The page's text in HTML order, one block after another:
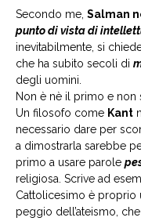
Secondo me, Salman
punto di vista di
inevitabilmente, si
che ha subito secoli di
degli uomini.
Non è nè il primo e non
Un filosofo come Kant
necessario dare per
a dimostrarla sarebbe
primo a usare parole
religiosa. Scrive ad
Cattolicesimo è proprio
peggio dell’ateismo,